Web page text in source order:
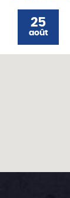
25
août